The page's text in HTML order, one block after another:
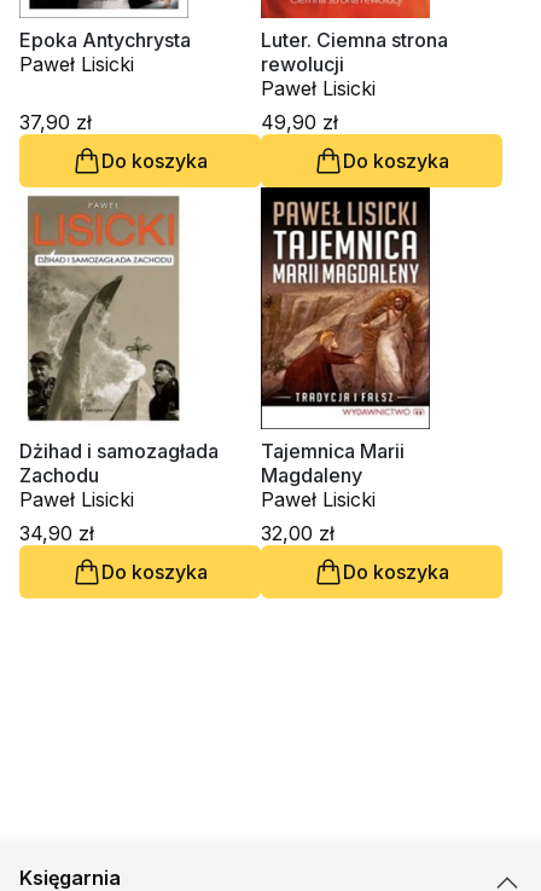
Epoka Antychrysta
Paweł Lisicki
37,90 zł
Do koszyka
Luter. Ciemna strona
rewolucji
Paweł Lisicki
49,90 zł
Do koszyka
Dżihad i samozagłada
Zachodu
Paweł Lisicki
34,90 zł
Do koszyka
Tajemnica Marii
Magdaleny
Paweł Lisicki
32,00 zł
Do koszyka
Księgarnia